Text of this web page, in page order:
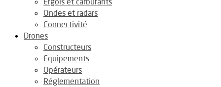
Ondes et radars
Connectivité
Drones
Constructeurs
Equipements
Opérateurs
Réglementation